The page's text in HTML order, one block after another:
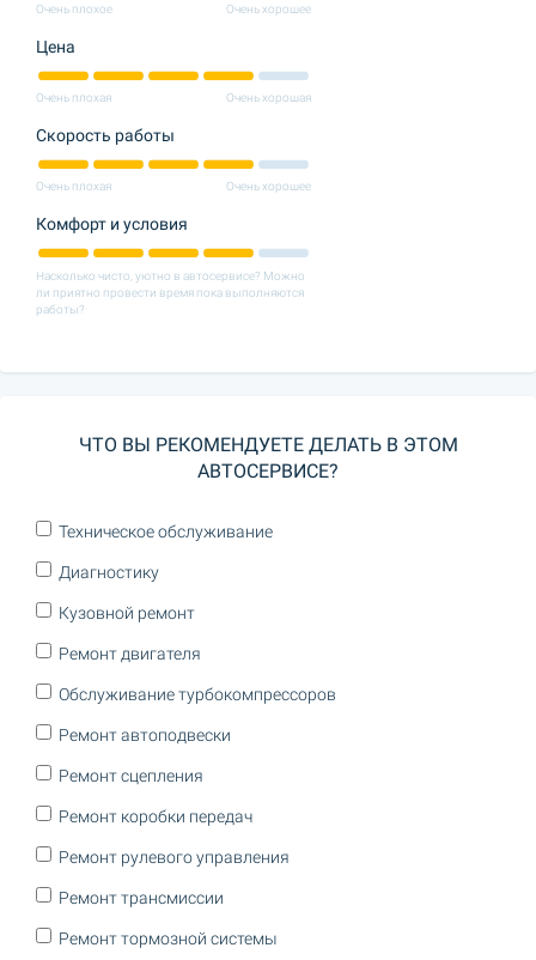
Очень плохое Очень хорошее
Цена
Очень плохая Очень хорошая
Скорость работы
Очень плохая Очень хорошее
Комфорт и условия
Насколько чисто, уютно в автосервисе? Можно
ли приятно провести время пока выполняются
работы?
ЧТО ВЫ РЕКОМЕНДУЕТЕ ДЕЛАТЬ В ЭТОМ
АВТОСЕРВИСЕ?
Техническое обслуживание
Диагностику
Кузовной ремонт
Ремонт двигателя
Обслуживание турбокомпрессоров
Ремонт автоподвески
Ремонт сцепления
Ремонт коробки передач
Ремонт рулевого управления
Ремонт трансмиссии
Ремонт тормозной системы